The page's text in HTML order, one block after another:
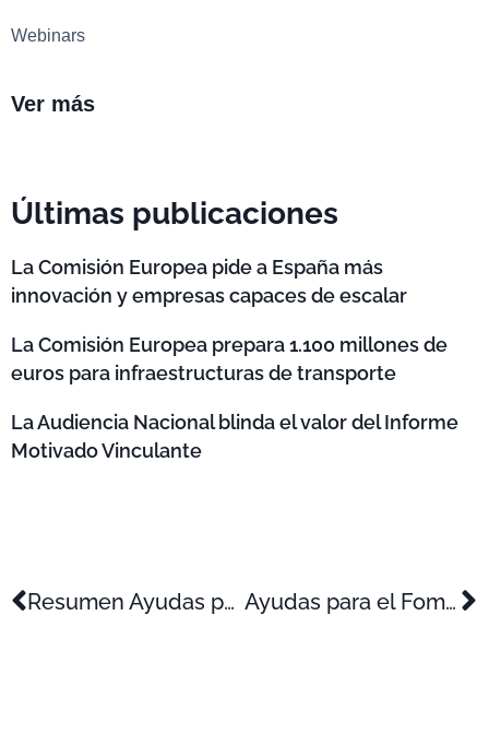
Webinars
Ver más
Últimas publicaciones
La Comisión Europea pide a España más
innovación y empresas capaces de escalar
La Comisión Europea prepara 1.100 millones de
euros para infraestructuras de transporte
La Audiencia Nacional blinda el valor del Informe
Motivado Vinculante
Resumen Ayudas para el Impulso de la Economía Circular en el Sector del Plástico Ayudas para el Fomento de la Contratación Indefinida de Personas Desempleadas de Determinados Colectivos 2024